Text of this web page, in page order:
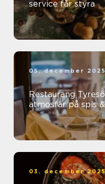
service får styra
05. december 2025
Restaurang
atmosfär på spis
03. december